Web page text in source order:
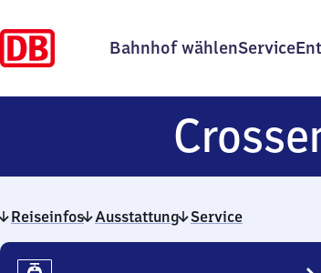
Bahnhof wählenService
Reiseinfos Ausstattung Service
Reiseinfos